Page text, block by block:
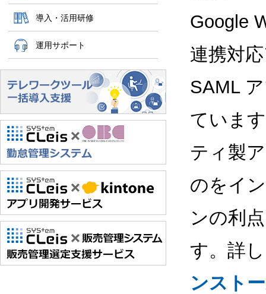
導入・活用研修
運用サポート
Google
連携対
SAML
ていま
ティ製
のをイ
ンの利
す。詳
ンスト